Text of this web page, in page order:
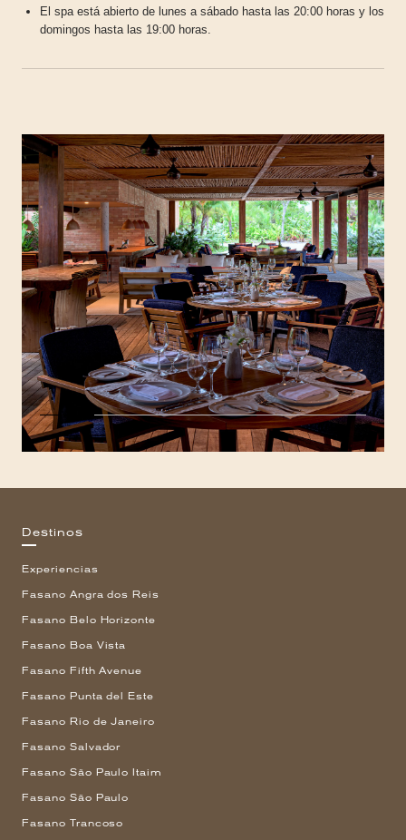
El spa está abierto de lunes a sábado hasta las 20:00 horas y los
domingos hasta las 19:00 horas.
Destinos
Experiencias
Fasano Angra dos Reis
Fasano Belo Horizonte
Fasano Boa Vista
Fasano Fifth Avenue
Fasano Punta del Este
Fasano Rio de Janeiro
Fasano Salvador
Fasano São Paulo Itaim
Fasano São Paulo
Fasano Trancoso